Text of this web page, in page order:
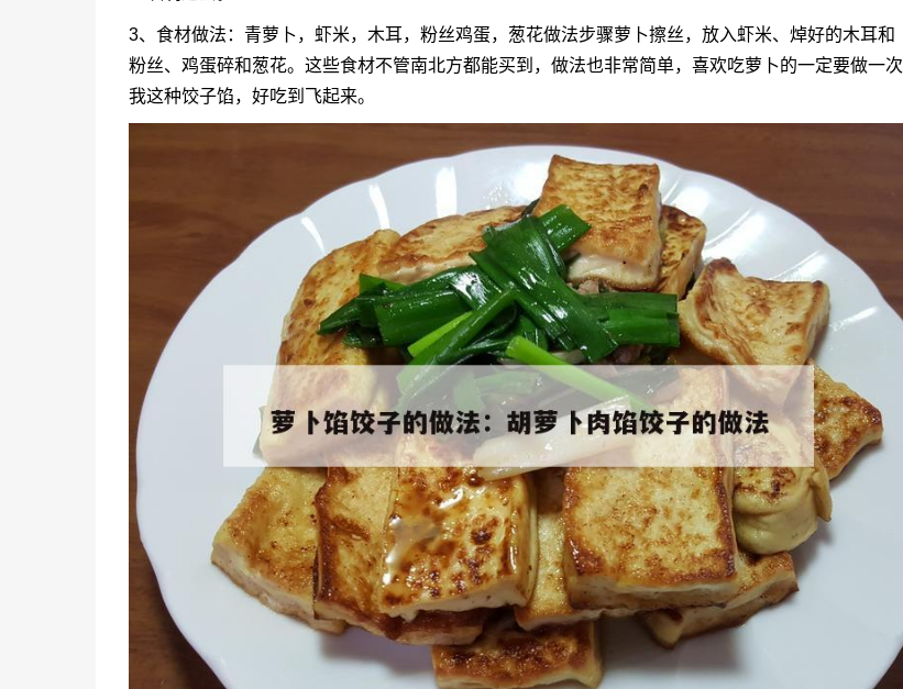
3、食材做法：青萝卜，虾米，木耳，粉丝鸡蛋，葱花做法步骤萝卜擦丝，放入虾米、焯好的木耳和
粉丝、鸡蛋碎和葱花。这些食材不管南北方都能买到，做法也非常简单，喜欢吃萝卜的一定要做一次
我这种饺子馅，好吃到飞起来。